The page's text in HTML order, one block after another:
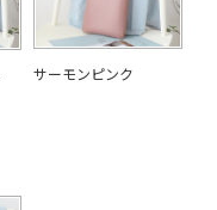
サーモンピンク